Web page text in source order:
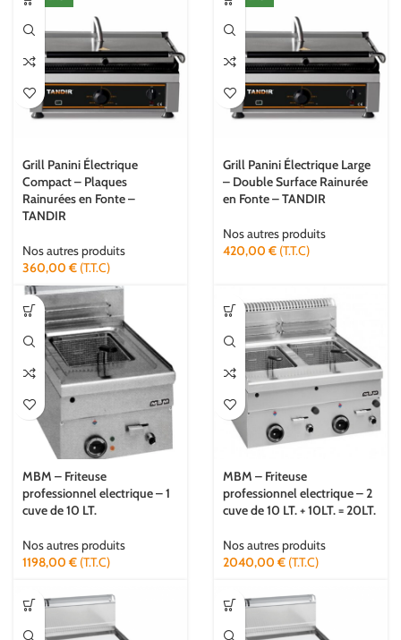
Grill Panini Électrique
Compact – Plaques
Rainurées en Fonte –
TANDIR
Nos autres produits
360,00 € (T.T.C)
Grill Panini Électrique Large
– Double Surface Rainurée
en Fonte – TANDIR
Nos autres produits
420,00 € (T.T.C)
MBM – Friteuse
professionnel electrique – 1
cuve de 10 LT.
Nos autres produits
1198,00 € (T.T.C)
MBM – Friteuse
professionnel electrique – 2
cuve de 10 LT. + 10LT. = 20LT.
Nos autres produits
2040,00 € (T.T.C)